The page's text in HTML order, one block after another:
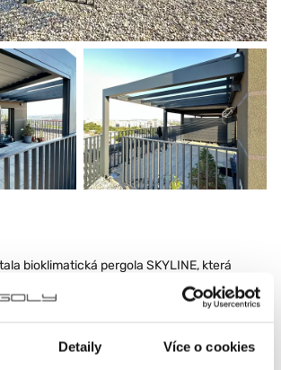
Detaily Více o cookies
bioklimatická pergola SKYLINE, která
moderní architektury a technologie.
pergoly zajišťují ideální klima za jakéhokoli
a odolné materiály, které zaručují